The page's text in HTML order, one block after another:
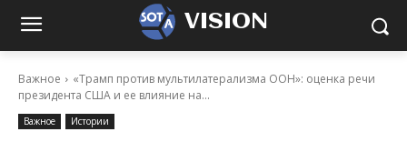
VISION
Важное
«Трамп против мультилатерализма ООН»: оценка речи
президента США и ее влияние на...
Важное Истории